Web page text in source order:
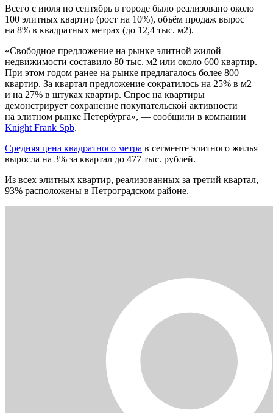
Всего с июля по сентябрь в городе было реализовано около
100 элитных квартир (рост на 10%), объём продаж вырос
на 8% в квадратных метрах (до 12,4 тыс. м2).
«Свободное предложение на рынке элитной жилой
недвижимости составило 80 тыс. м2 или около 600 квартир.
При этом годом ранее на рынке предлагалось более 800
квартир. За квартал предложение сократилось на 25% в м2
и на 27% в штуках квартир. Спрос на квартиры
демонстрирует сохранение покупательской активности
на элитном рынке Петербурга», — сообщили в компании
Knight Frank Spb.
Средняя цена квадратного метра в сегменте элитного жилья
выросла на 3% за квартал до 477 тыс. рублей.
Из всех элитных квартир, реализованных за третий квартал,
93% расположены в Петроградском районе.